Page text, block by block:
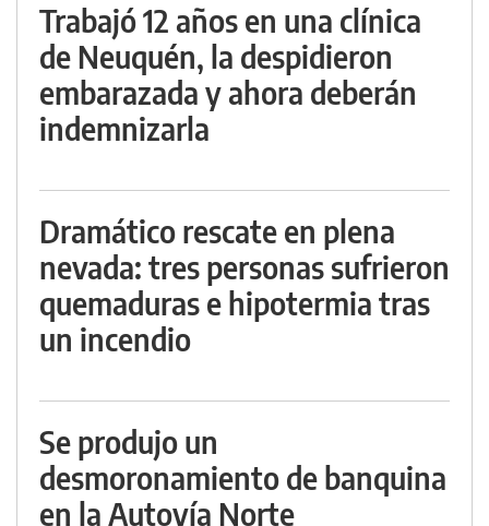
Trabajó 12 años en una clínica
de Neuquén, la despidieron
embarazada y ahora deberán
indemnizarla
Dramático rescate en plena
nevada: tres personas sufrieron
quemaduras e hipotermia tras
un incendio
Se produjo un
desmoronamiento de banquina
en la Autovía Norte